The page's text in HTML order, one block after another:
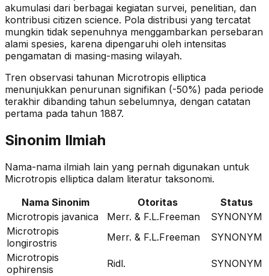
akumulasi dari berbagai kegiatan survei, penelitian, dan
kontribusi citizen science. Pola distribusi yang tercatat
mungkin tidak sepenuhnya menggambarkan persebaran
alami spesies, karena dipengaruhi oleh intensitas
pengamatan di masing-masing wilayah.
Tren observasi tahunan Microtropis elliptica
menunjukkan penurunan signifikan (-50%) pada periode
terakhir dibanding tahun sebelumnya, dengan catatan
pertama pada tahun 1887.
Sinonim Ilmiah
Nama-nama ilmiah lain yang pernah digunakan untuk
Microtropis elliptica dalam literatur taksonomi.
Nama Sinonim
Otoritas
Status
Microtropis javanica
Merr. & F.L.Freeman
SYNONYM
Microtropis
longirostris
Merr. & F.L.Freeman
SYNONYM
Microtropis
ophirensis
Ridl.
SYNONYM